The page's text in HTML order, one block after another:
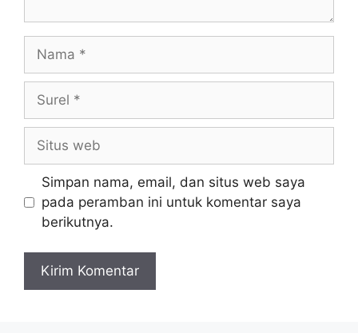
web
Simpan nama, email, dan situs web saya
pada peramban ini untuk komentar saya
berikutnya.